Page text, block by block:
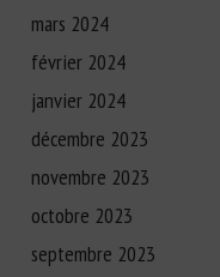
mars 2024
février 2024
janvier 2024
décembre 2023
novembre 2023
octobre 2023
septembre 2023